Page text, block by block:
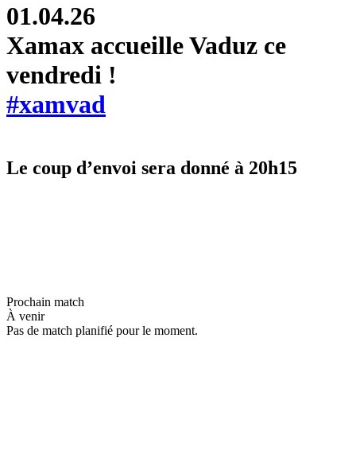
01.04.26
Xamax accueille Vaduz ce
vendredi !
#xamvad
Le coup d’envoi sera donné à 20h15
Prochain match
À venir
Pas de match planifié pour le moment.